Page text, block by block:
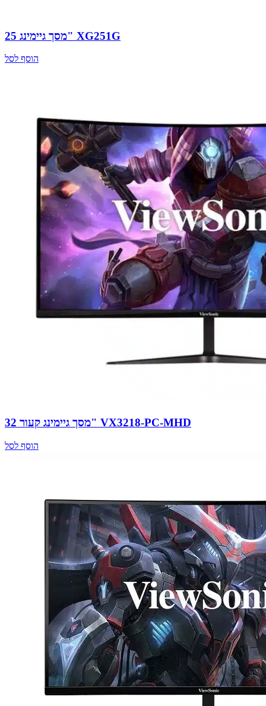
מסך גיימינג 25" XG251G
הוסף לסל
מסך גיימינג קעור 32" VX3218-PC-MHD
הוסף לסל